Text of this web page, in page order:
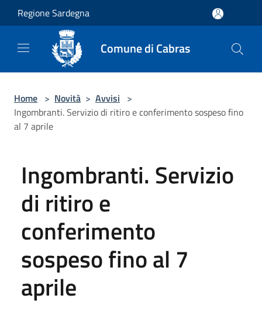
Salta al contenuto principale
Regione Sardegna
Comune di Cabras
Home > Novità > Avvisi >
Ingombranti. Servizio di ritiro e conferimento sospeso fino
al 7 aprile
Ingombranti. Servizio
di ritiro e
conferimento
sospeso fino al 7
aprile